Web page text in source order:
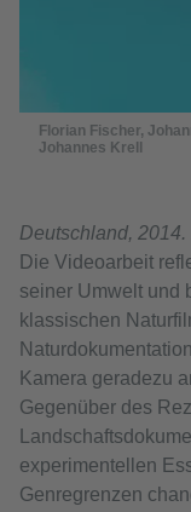
Florian Fischer,
Johannes Krell
Deutschland, 2014.
Die Videoarbeit
seiner Umwelt und
klassischen
Kamera geradezu
Gegenüber des
experimentellen
Genregrenzen